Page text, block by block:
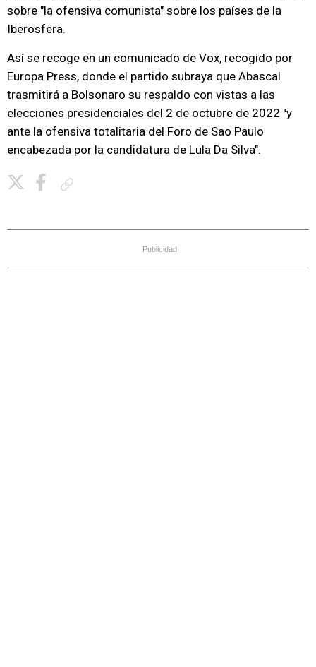
sobre "la ofensiva comunista" sobre los países de la
Iberosfera.
Así se recoge en un comunicado de Vox, recogido por
Europa Press, donde el partido subraya que Abascal
trasmitirá a Bolsonaro su respaldo con vistas a las
elecciones presidenciales del 2 de octubre de 2022 "y
ante la ofensiva totalitaria del Foro de Sao Paulo
encabezada por la candidatura de Lula Da Silva".
Publicidad